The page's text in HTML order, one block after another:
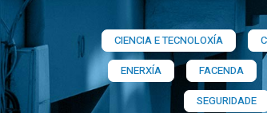
CIENCIA E TECNOLOXÍA
ENERXÍA
FACENDA
SEGURIDADE